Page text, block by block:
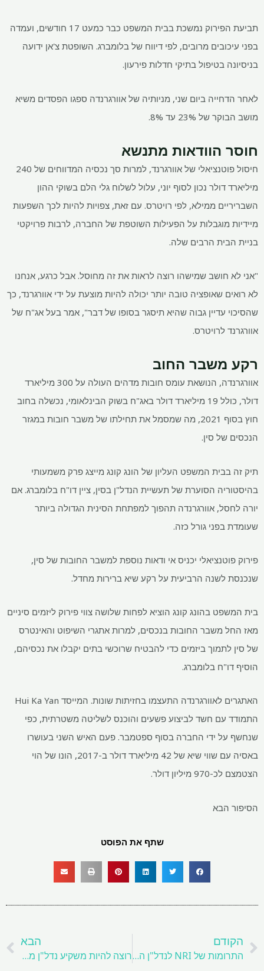
תביעת הפירוק נמשכת בבית המשפט כבר כמעט 17 חודשים, ועמדה
בפני עיכובים מרובים, לפי דיווח של בלומברג. השופטת צ'אן ידועה
בניסיונה בטיפול בתיקי חדלות פירעון.
לאחר הדחייה ביום שני, מניותיה של אוורגרנדה ספגו הפסדים משיא
מושב הבוקר של 23% עד 8%.
חוסר הוודאות מתנשא
חיסול פוטנציאלי של אוורגרנד, למרות סך נכסיה המדווחים של 240
מיליארד דולר נכון לסוף יוני, עלול לשלוח גלי הלם בשוקי ההון
השבריריים ממילא, לפי רויטרס. עם זאת, צפויות להיות לכך השפעות
מיידיות מוגבלות על הפעילות השוטפת של החברה, לרבות פרויקטי
בניית הבית הרבים שלה.
"אני לא חושב שמישהו רוצה לראות את זה מחוסל. אבל כרגע, אנחנו
לא רואים שאופציה טובה יותר יכולה להיות מוצעת על ידי אוורגרנד, כך
שהסיכוי עדיין גבוה שהיא תיסגר בסופו של דבר", אמר בעל אג"ח של
אוורגרנד לרויטרס.
רקע משבר החוב
אוורגרנדה, הנושאת עומס חובות מדהים העולה על 300 מיליארד
דולר, כולל 19 מיליארד דולר באג"ח בשוק הבינלאומי, נכשלה בחוב
חוץ בסוף 2021, מה שמסמל את תחילתו של משבר חובות במגזר
הנכסים של סין.
תיק זה בבית המשפט העליון של הונג קונג מייצג פרק משמעותי
בהיסטוריה הסוערת של תעשיית הנדל"ן בסין, ציין דו"ח בלומברג. אם
יורה לחסל, אוורגרנדה תהפוך למפתחת הסינית הגדולה ביותר
שעומדת בפני גורל כזה.
פירוק פוטנציאלי יכניס אי ודאות נוספת למשבר החובות של סין,
שנכנסת לשנה הרביעית על רקע שיא ברירות מחדל.
בית המשפט בהונג קונג הוציא לפחות שלושה צווי פירוק ליזמים סיניים
מאז החל משבר החובות בנכסים, למרות אתגרי השיפוט והאינטרס
של סין לתמוך ביזמים כדי להבטיח שרוכשי בתים יקבלו את נכסיהם,
הוסיף דו"ח בלומברג.
האתגרים לאוורגרנדה התעצמו בחזיתות שונות. המייסד Hui Ka Yan
התמודד עם חשד לביצוע פשעים והוכנס לשליטה משטרתית, כפי
שנחשף על ידי החברה בסוף ספטמבר. פעם האיש השני בעושרו
באסיה עם שווי שיא של 42 מיליארד דולר ב-2017, הונו של הוי
הצטמצם לכ-970 מיליון דולר.
הסיפור הבא
שתף את הפוסט
קודם
הקודם
התרומות של NRI לנדל"ן הודי גדלות במשך חמש שנים, ומגיעות ל-20% עד 2025
הבא
רוצה להיות משקיע נדל"ן מצליח? להלן 9 אסטרטגיות מפתח